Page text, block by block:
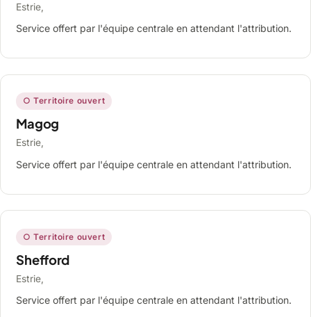
Estrie,
Service offert par l'équipe centrale en attendant l'attribution.
○ Territoire ouvert
Magog
Estrie,
Service offert par l'équipe centrale en attendant l'attribution.
○ Territoire ouvert
Shefford
Estrie,
Service offert par l'équipe centrale en attendant l'attribution.